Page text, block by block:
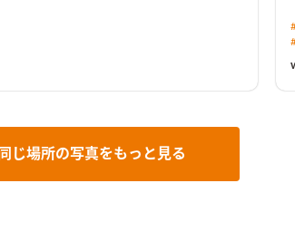
同じ場所の写真をもっと見る